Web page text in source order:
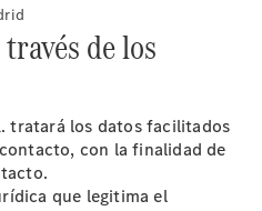
de los
tratará los datos facilitados
con la finalidad de
que legitima el